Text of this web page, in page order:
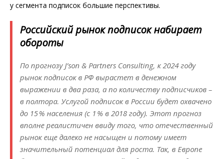
у сегмента подписок большие перспективы.
Российский рынок подписок набирает
обороты
По прогнозу J’son & Partners Consulting, к 2024 году
рынок подписок в РФ вырастет в денежном
выражении в два раза, а по количеству подписчиков –
в полтора. Услугой подписок в России будет охвачено
до 15 % населения (с 1 % в 2018 году). Этот прогноз
вполне реалистичен ввиду того, что отечественный
рынок еще далеко не насыщен и потому имеет
значительный потенциал для роста. Так, в Европе